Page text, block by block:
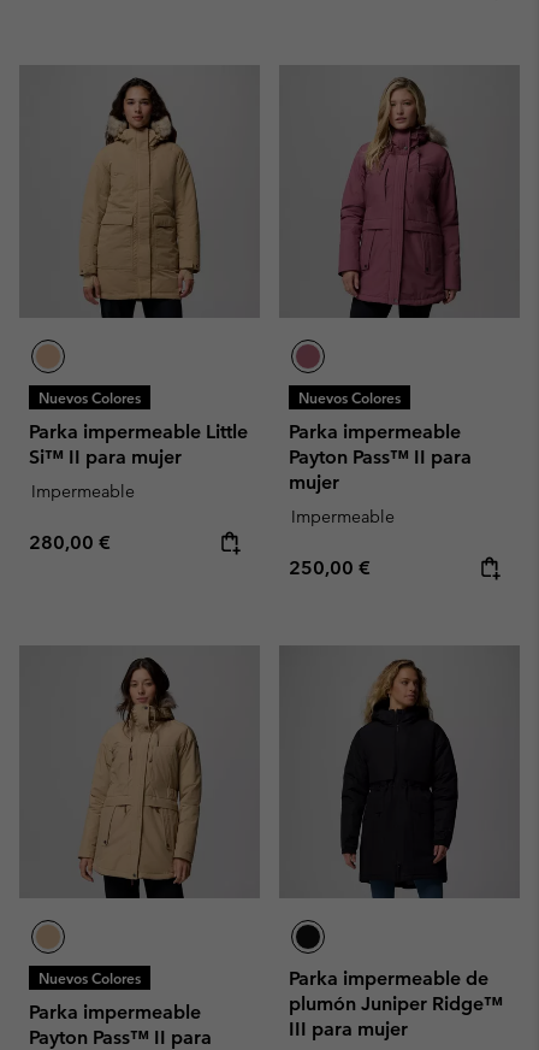
Nuevos Colores
Parka impermeable Little
Si™ II para mujer
Impermeable
Regular price:
280,00 €
Nuevos Colores
Parka impermeable
Payton Pass™ II para
mujer
Impermeable
Regular price:
250,00 €
Nuevos Colores
Parka impermeable
Payton Pass™ II para
Parka impermeable de
plumón Juniper Ridge™
III para mujer